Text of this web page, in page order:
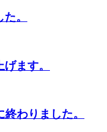
。
ます。
わりました。